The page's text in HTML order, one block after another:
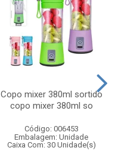
Copo mixer 380ml sortido
copo mixer 380ml so
Código: 006453
Embalagem: Unidade
Caixa Com: 30 Unidade(s)